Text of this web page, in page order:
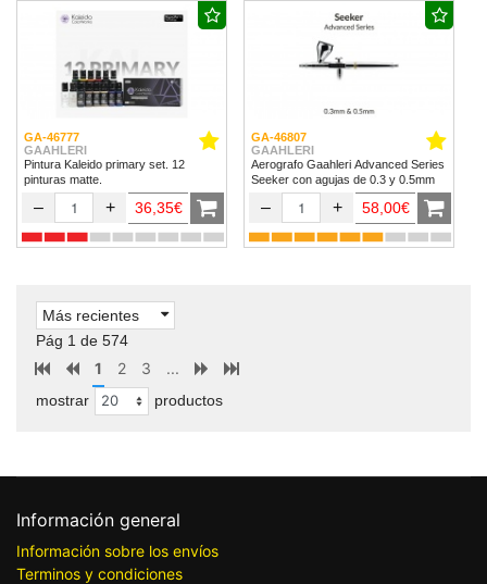
GA-46777
GAAHLERI
Pintura Kaleido primary set. 12
pinturas matte.
– + 36,35€
GA-46807
GAAHLERI
Aerografo Gaahleri Advanced Series
Seeker con agujas de 0.3 y 0.5mm
– + 58,00€
Más recientes
Pág 1 de 574
1 2 3 ...
mostrar productos
Información general
Información sobre los envíos
Terminos y condiciones